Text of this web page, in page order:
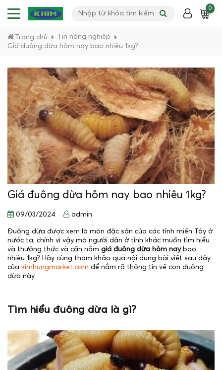
0
Trang chủ
Tin nông nghiệp
Giá đuông dừa hôm nay bao nhiêu 1kg?
Giá đuông dừa hôm nay bao nhiêu 1kg?
09/03/2024 admin
Đuông dừa được xem là món đặc sản của các tỉnh miền Tây ở
nước ta, chính vì vậy mà người dân ở tỉnh khác muốn tìm hiểu
và thưởng thức và cần nắm giá đuông dừa hôm naybao
nhiêu 1kg? Hãy cùng tham khảo qua nội dung bài viết sau đây
của kimhungmarket.com để nắm rõ thông tin về con đuông
dừa này
Tìm hiểu đuông dừa là gì?